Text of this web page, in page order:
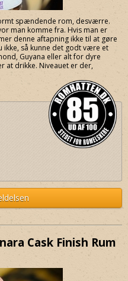
spændende rom, desværre.
man komme fra. Hvis man er
denne aftapning ikke til at gøre
så kunne det godt være et
Guyana eller alt for dyre
at drikke. Niveauet er der,
Cask Finish Rum